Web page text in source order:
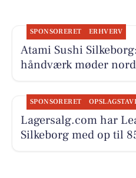
SPONSORERET ERHVERV
Atami Sushi
håndværk møder
SPONSORERET
Lagersalg.com har
Silkeborg med op til